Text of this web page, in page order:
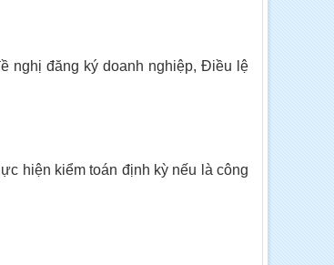
nghị đăng ký doanh nghiệp, Điều lệ
hiện kiểm toán định kỳ nếu là công